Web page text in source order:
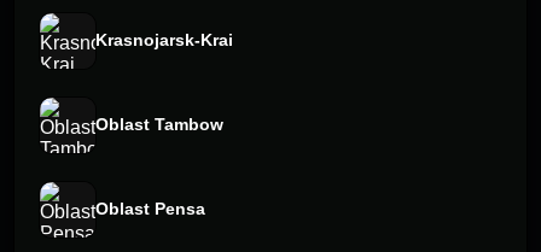
Krasnojarsk-Krai
Oblast Tambow
Oblast Pensa